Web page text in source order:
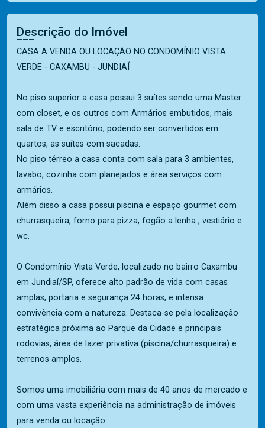
Descrição do Imóvel
CASA A VENDA OU LOCAÇÃO NO CONDOMÍNIO VISTA
VERDE - CAXAMBU - JUNDIAÍ
No piso superior a casa possui 3 suítes sendo uma Master
com closet, e os outros com Armários embutidos, mais
sala de TV e escritório, podendo ser convertidos em
quartos, as suítes com sacadas.
No piso térreo a casa conta com sala para 3 ambientes,
lavabo, cozinha com planejados e área serviços com
armários.
Além disso a casa possui piscina e espaço gourmet com
churrasqueira, forno para pizza, fogão a lenha , vestiário e
wc.
O Condomínio Vista Verde, localizado no bairro Caxambu
em Jundiaí/SP, oferece alto padrão de vida com casas
amplas, portaria e segurança 24 horas, e intensa
convivência com a natureza. Destaca-se pela localização
estratégica próxima ao Parque da Cidade e principais
rodovias, área de lazer privativa (piscina/churrasqueira) e
terrenos amplos.
Somos uma imobiliária com mais de 40 anos de mercado e
com uma vasta experiência na administração de imóveis
para venda ou locação.